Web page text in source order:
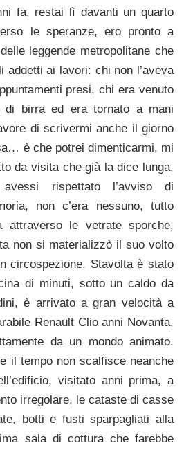
fa, restai lì davanti un quarto
le speranze, ero pronto a
leggende metropolitane che
addetti ai lavori: chi non l’aveva
presi, chi era venuto
di birra ed era tornato a mani
di scrivermi anche il giorno
è che potrei dimenticarmi, mi
da visita che già la dice lunga,
avessi rispettato l’avviso di
non c’era nessuno, tutto
attraverso le vetrate sporche,
non si materializzò il suo volto
circospezione. Stavolta è stato
di minuti, sotto un caldo da
è arrivato a gran velocità a
Renault Clio anni Novanta,
da un mondo animato.
il tempo non scalfisce neanche
visitato anni prima, a
irregolare, le cataste di casse
botti e fusti sparpagliati alla
sala di cottura che farebbe